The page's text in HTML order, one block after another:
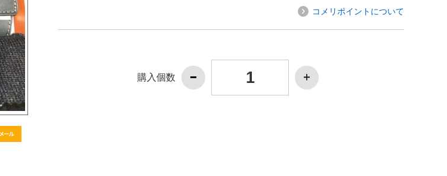
コメリポイントについて
購入個数